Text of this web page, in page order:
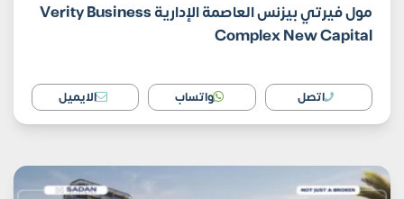
مول فيرتي بيزنس العاصمة الإدارية Verity Business
Complex New Capital
اتصل واتساب الايميل